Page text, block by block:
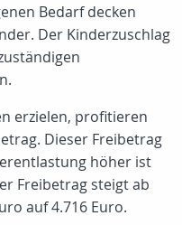
Bedarf decken
Der Kinderzuschlag
erzielen, profitieren
Dieser Freibetrag
höher ist
Freibetrag steigt ab
auf 4.716 Euro.